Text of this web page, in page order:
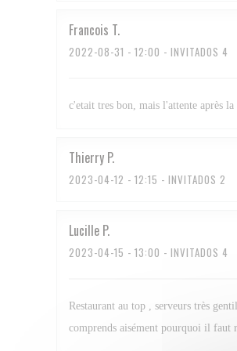
Francois T
2022-08-31 - 12:00 - INVITADOS 4
c'etait tres bon, mais l'attente après
Thierry P
2023-04-12 - 12:15 - INVITADOS 2
Lucille P
2023-04-15 - 13:00 - INVITADOS 4
Restaurant au top , serveurs très
comprends aisément pourquoi il faut